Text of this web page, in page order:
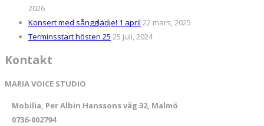
2026
Konsert med sångglädje! 1 april 22 mars, 2025
Terminsstart hösten 25 25 juli, 2024
Kontakt
MARIA VOICE STUDIO
Mobilia, Per Albin Hanssons väg 32, Malmö
0736-002794